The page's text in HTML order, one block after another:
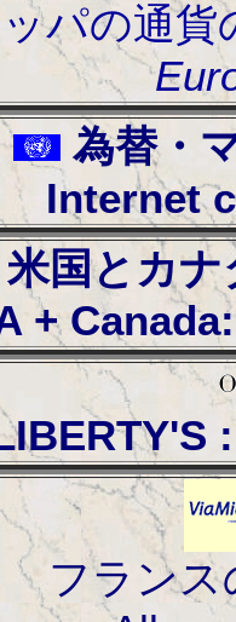
パの通貨
為替・
Internet
米国とカ
+
:
フラン